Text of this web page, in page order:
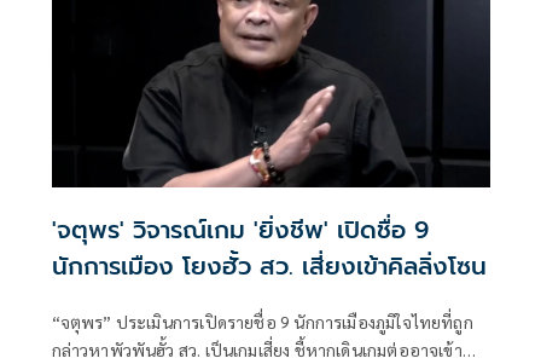
'จตุพร' วิจารณ์เกม 'ยิ่งชีพ' เปิดชื่อ 9
นักการเมือง โยงฮั้ว สว. เสี่ยงเข้าคิลลิ่งโซน
“จตุพร” ประเมินการเปิดรายชื่อ 9 นักการเมืองภูมิใจไทยที่ถูก
กล่าวหาพัวพันฮั้ว สว. เป็นเกมเสี่ยง ชี้หากเดินเกมต่ออาจเข้า